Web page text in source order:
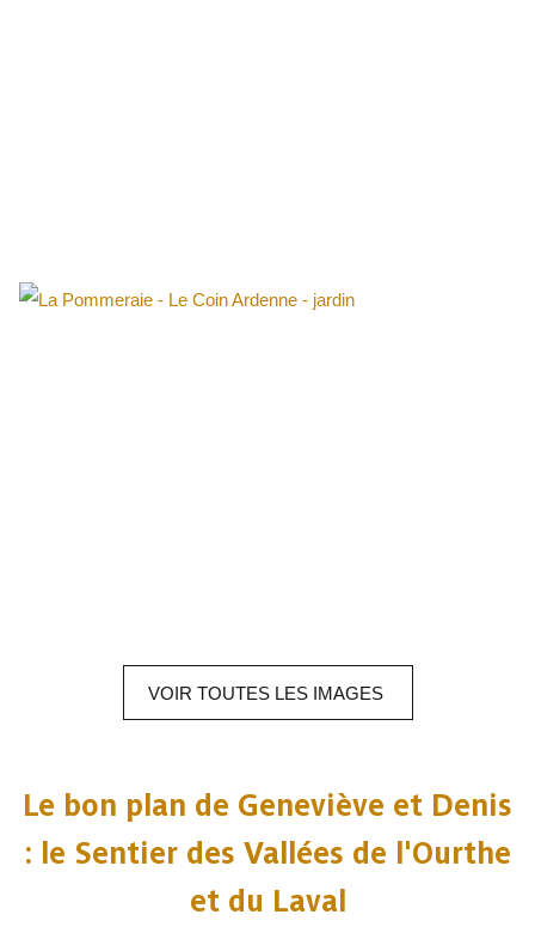
VOIR TOUTES LES IMAGES
Le bon plan de Geneviève et Denis
: le Sentier des Vallées de l'Ourthe
et du Laval